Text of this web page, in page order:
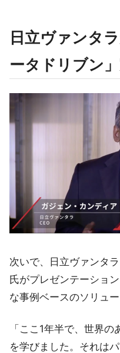
日立ヴァンタ
ータドリブン
次いで、日立ヴァンタ
氏がプレゼンテーショ
な事例ベースのソリュ
「ここ1年半で、世界
を学びました。それは